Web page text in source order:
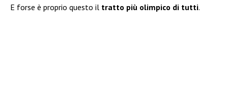
E forse è proprio questo il tratto più olimpico di tutti.